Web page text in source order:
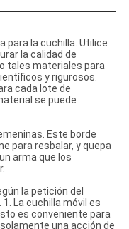
para la cuchilla. Utilice
la calidad de
tales materiales para
y rigurosos.
cada lote de
se puede
Este borde
para resbalar, y quepa
arma que los
la petición del
La cuchilla móvil es
es conveniente para
una acción de